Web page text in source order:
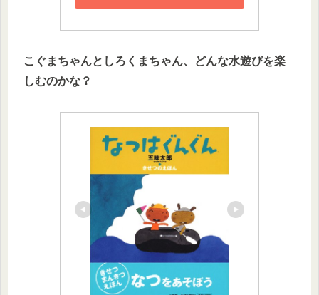
こぐまちゃんとしろくまちゃん、どんな水遊びを楽
しむのかな？